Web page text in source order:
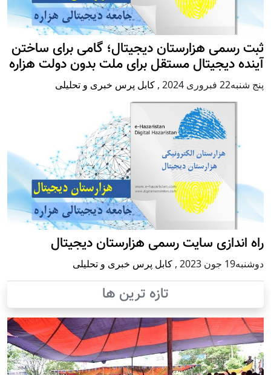
ثبت رسمی هزارستان دیجیتال؛ گامی برای ساختن
آینده دیجیتال مستقل برای ملت بدون دولت هزاره
پنج شنبه22 فبروری 2024 , کابل پرس خبری و تحلیلی
راه اندازی سایت رسمی هزارستان دیجیتال
دوشنبه19 جون 2023 , کابل پرس خبری و تحلیلی
تازه ترین ها